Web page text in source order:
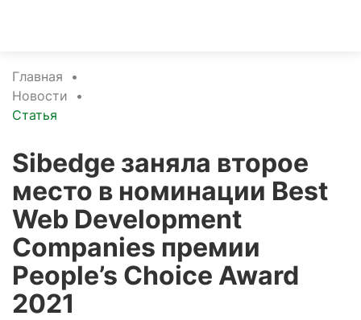
Главная
•
Новости
•
Статья
Sibedge заняла второе
место в номинации Best
Web Development
Companies премии
People’s Choice Award
2021